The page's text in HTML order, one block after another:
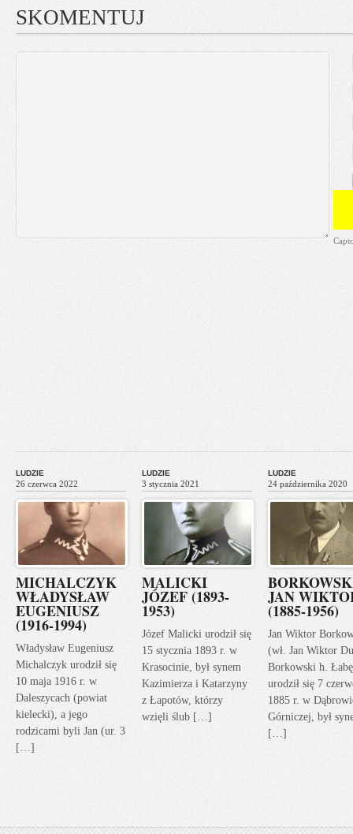
SKOMENTUJ
LUDZIE
26 czerwca 2022
MICHALCZYK
WŁADYSŁAW
EUGENIUSZ
(1916-1994)
Władysław Eugeniusz
Michalczyk urodził się
10 maja 1916 r. w
Daleszycach (powiat
kielecki), a jego
rodzicami byli Jan (ur. 3
[…]
LUDZIE
3 stycznia 2021
MALICKI
JÓZEF (1893-
1953)
Józef Malicki urodził się
15 stycznia 1893 r. w
Krasocinie, był synem
Kazimierza i Katarzyny
z Łapotów, którzy
wzięli ślub […]
LUDZIE
24 października 2020
JAN
(1885-1956)
Jan Wiktor
(wł. Jan Wiktor
Borkowski h.
urodził się 7
1885 r. w
Górniczej, był
[…]